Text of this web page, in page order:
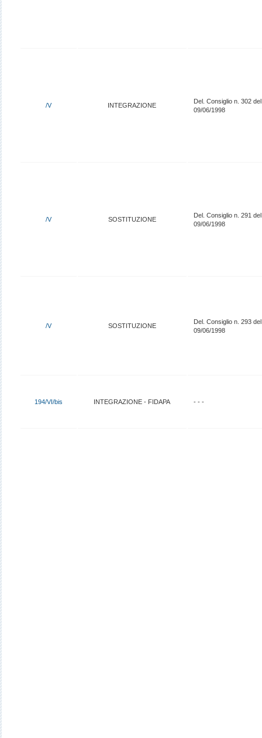
/V INTEGRAZIONE
Del. Consiglio n. 302 del
09/06/1998
/V SOSTITUZIONE
Del. Consiglio n. 291 del
09/06/1998
/V SOSTITUZIONE
Del. Consiglio n. 293 del
09/06/1998
194/VI/bis INTEGRAZIONE - FIDAPA - - -